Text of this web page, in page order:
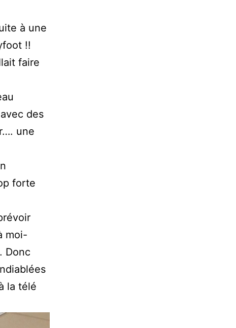
à une
!!
faire
des
une
forte
moi-
Donc
la télé